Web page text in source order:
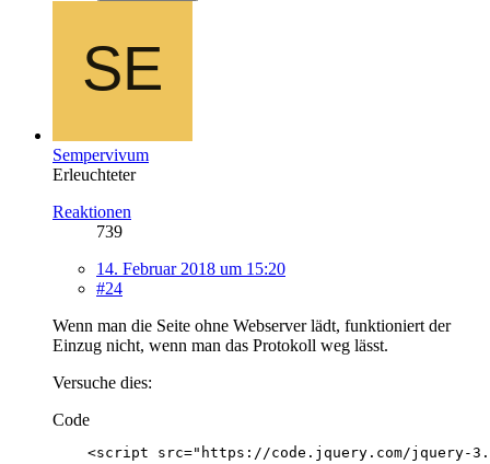
Sempervivum
Erleuchteter
Reaktionen
739
14. Februar 2018 um 15:20
#24
Wenn man die Seite ohne Webserver lädt, funktioniert der
Einzug nicht, wenn man das Protokoll weg lässt.
Versuche dies:
Code